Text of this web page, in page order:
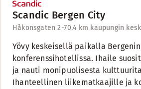
Scandic Bergen City
Håkonsgaten 2-70.4 km kaupungin
Yövy keskeisellä paikalla
konferenssihotellissa. Ihaile
ja nauti monipuolisesta
Ihanteellinen liikematkaajille ja